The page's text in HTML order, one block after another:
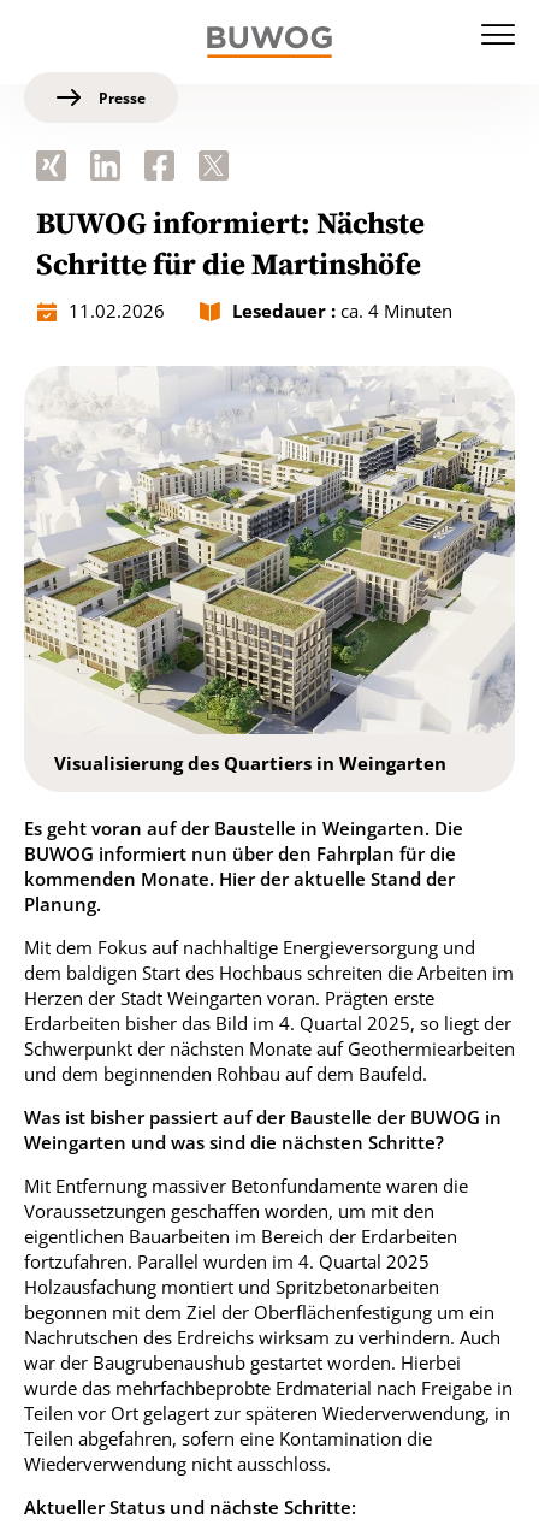
Presse
BUWOG informiert: Nächste
Schritte für die Martinshöfe
11.02.2026 Lesedauer : ca. 4 Minuten
Visualisierung des Quartiers in Weingarten
Es geht voran auf der Baustelle in Weingarten. Die
BUWOG informiert nun über den Fahrplan für die
kommenden Monate. Hier der aktuelle Stand der
Planung.
Mit dem Fokus auf nachhaltige Energieversorgung und
dem baldigen Start des Hochbaus schreiten die Arbeiten im
Herzen der Stadt Weingarten voran. Prägten erste
Erdarbeiten bisher das Bild im 4. Quartal 2025, so liegt der
Schwerpunkt der nächsten Monate auf Geothermiearbeiten
und dem beginnenden Rohbau auf dem Baufeld.
Was ist bisher passiert auf der Baustelle der BUWOG in
Weingarten und was sind die nächsten Schritte?
Mit Entfernung massiver Betonfundamente waren die
Voraussetzungen geschaffen worden, um mit den
eigentlichen Bauarbeiten im Bereich der Erdarbeiten
fortzufahren. Parallel wurden im 4. Quartal 2025
Holzausfachung montiert und Spritzbetonarbeiten
begonnen mit dem Ziel der Oberflächenfestigung um ein
Nachrutschen des Erdreichs wirksam zu verhindern. Auch
war der Baugrubenaushub gestartet worden. Hierbei
wurde das mehrfachbeprobte Erdmaterial nach Freigabe in
Teilen vor Ort gelagert zur späteren Wiederverwendung, in
Teilen abgefahren, sofern eine Kontamination die
Wiederverwendung nicht ausschloss.
Aktueller Status und nächste Schritte: